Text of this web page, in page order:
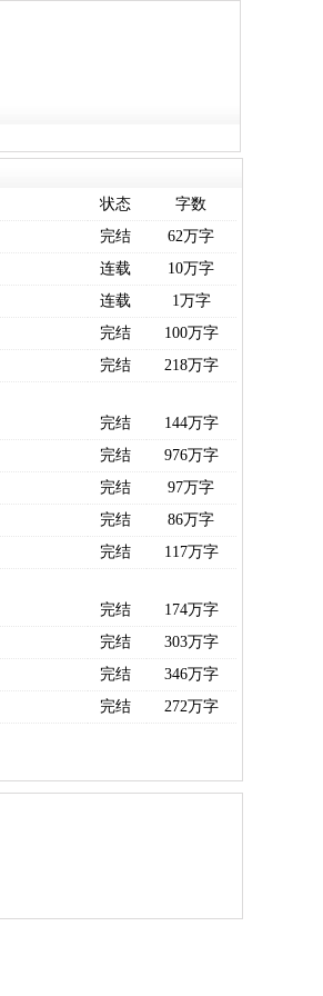
状态
字数
完结
62万字
连载
10万字
连载
1万字
完结
100万字
完结 218万字
完结
144万字
完结
976万字
完结
97万字
完结
86万字
完结 117万字
完结
174万字
完结
303万字
完结
346万字
完结 272万字